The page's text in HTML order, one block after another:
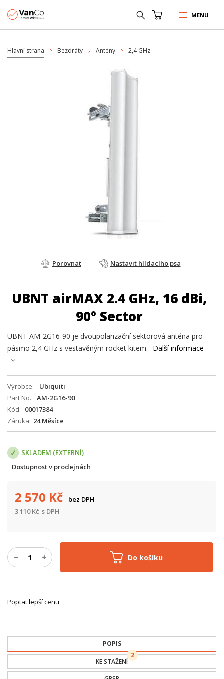
MENU
Hlavní strana Bezdráty Antény 2,4 GHz
Porovnat Nastavit hlídacího psa
UBNT airMAX 2.4 GHz, 16 dBi,
90° Sector
UBNT AM-2G16-90 je dvoupolarizační sektorová anténa pro
pásmo 2,4 GHz s vestavěným rocket kitem.
Další informace
Výrobce
Ubiquiti
Part No.
AM-2G16-90
Kód
00017384
Záruka 24 Měsíce
SKLADEM (EXTERNÍ)
Dostupnost v prodejnách
Do košíku
2 570 Kč
bez DPH
3 110Kč s DPH
Poptat lepší cenu
POPIS
KE STAŽENÍ
2